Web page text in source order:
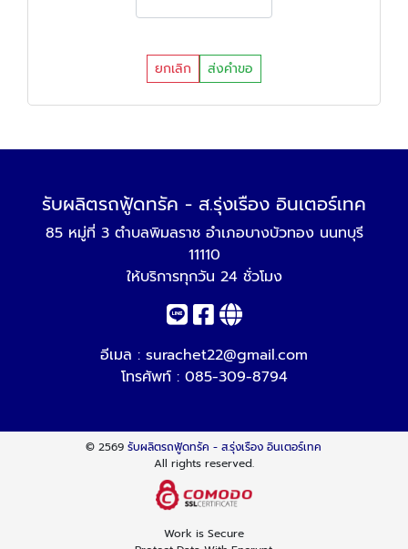
ยกเลิก ส่งคำขอ
รับผลิตรถฟู้ดทรัค - ส.รุ่งเรือง อินเตอร์เทค
85 หมู่ที่ 3 ตำบลพิมลราช อำเภอบางบัวทอง นนทบุรี
11110
ให้บริการทุกวัน 24 ชั่วโมง
อีเมล : surachet22@gmail.com
โทรศัพท์ : 085-309-8794
© 2569รับผลิตรถฟู้ดทรัค - ส.รุ่งเรือง อินเตอร์เทค
All rights reserved.
Work is Secure